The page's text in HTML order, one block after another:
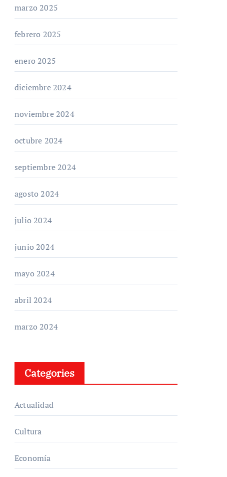
marzo 2025
febrero 2025
enero 2025
diciembre 2024
noviembre 2024
octubre 2024
septiembre 2024
agosto 2024
julio 2024
junio 2024
mayo 2024
abril 2024
marzo 2024
Categories
Actualidad
Cultura
Economía